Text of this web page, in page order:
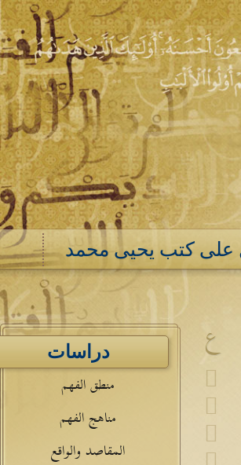
على كتب يحيى محمد
دراسات
منطق الفهم
مناهج الفهم
المقاصد والواقع
ع